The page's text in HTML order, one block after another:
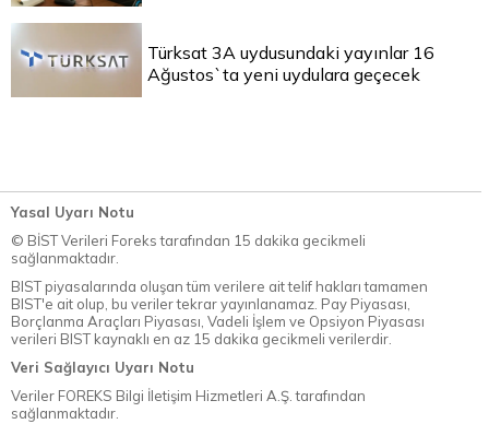
Türksat 3A uydusundaki yayınlar 16
Ağustos`ta yeni uydulara geçecek
Yasal Uyarı Notu
© BİST Verileri Foreks tarafından 15 dakika gecikmeli
sağlanmaktadır.
BIST piyasalarında oluşan tüm verilere ait telif hakları tamamen
BIST'e ait olup, bu veriler tekrar yayınlanamaz. Pay Piyasası,
Borçlanma Araçları Piyasası, Vadeli İşlem ve Opsiyon Piyasası
verileri BIST kaynaklı en az 15 dakika gecikmeli verilerdir.
Veri Sağlayıcı Uyarı Notu
Veriler FOREKS Bilgi İletişim Hizmetleri A.Ş. tarafından
sağlanmaktadır.